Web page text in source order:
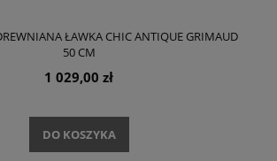
ŁAWKA CHIC ANTIQUE GRIMAUD
50 CM
1 029,00 zł
DO KOSZYKA